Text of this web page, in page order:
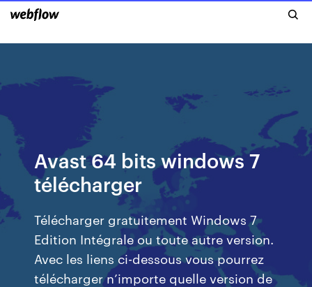
Avast 64 bits windows 7
télécharger
Télécharger gratuitement Windows 7
Edition Intégrale ou toute autre version.
Avec les liens ci-dessous vous pourrez
télécharger n’importe quelle version de